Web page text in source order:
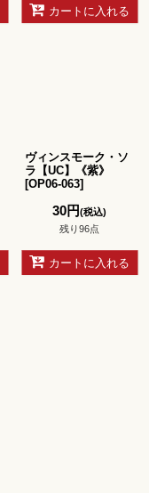
カートに入れる
ヴィンスモーク・ソ
ラ【UC】《紫》
[OP06-063]
30円(税込)
残り96点
カートに入れる